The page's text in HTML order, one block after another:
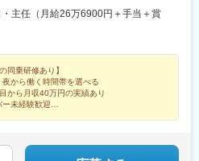
、高松築港駅、高知駅、西辛島町駅、
駅、東銀座駅、神田駅(東京都)、上野御
駅、豊島園駅(西武線)、栄町駅(東京
田急多摩センター駅、牛浜駅、北千住
松駅、黄金駅(愛知県)、矢場町駅、近鉄
西一宮駅、京阪膳所駅、神戸三宮駅
駅、東中央町駅、高知橋駅、河原町駅
玉●春日部営業所：埼玉県春日部市下柳
旭が丘●戸田営業所：埼玉県戸田市氷
形営業所：山形県東根市大字東根元東
城県岩沼市空港南●福島営業所：福島
業所：岩手県花巻市空港南●秋田営業
大川反☆東海●静岡営業所：静岡県静岡
業所：静岡県富士市蓼原☆北信越●新
有
主任（月給26万6900円＋手当＋賞
同乗研修あり】
から働く時間帯を選べる
から月収40万円の実績あり
未経験歓迎